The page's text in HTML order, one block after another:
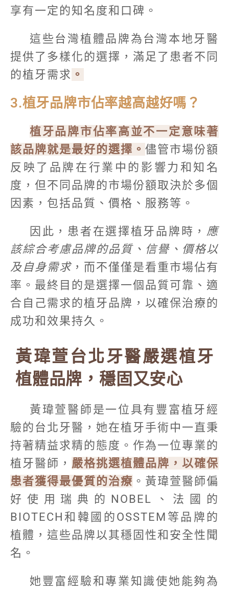
享有一定的知名度和口碑。
這些台灣植體品牌為台灣本地牙醫
提供了多樣化的選擇，滿足了患者不同
的植牙需求 。
3.植牙品牌市佔率越高越好嗎？
植牙品牌市佔率高並不一定意味著
該品牌就是最好的選擇。 儘管市場份額
反映了品牌在行業中的影響力和知名
度，但不同品牌的市場份額取決於多個
因素，包括品質、價格、服務等。
因此，患者在選擇植牙品牌時， 應
該綜合考慮品牌的品質、信譽、價格以
及自身需求，而不僅僅是看重市場佔有
率。最終目的是選擇一個品質可靠、適
合自己需求的植牙品牌，以確保治療的
成功和效果持久。
黃瑋萱台北牙醫嚴選植牙
植體品牌，穩固又安心
黃瑋萱醫師是一位具有豐富植牙經
驗的台北牙醫，她在植牙手術中一直秉
持著精益求精的態度。作為一位專業的
植牙醫師， 嚴格挑選植體品牌，以確保
患者獲得最優質的治療 。黃瑋萱醫師偏
好使用瑞典的NOBEL、法國的
BIOTECH和韓國的OSSTEM等品牌的
植體，這些品牌以其穩固性和安全性聞
名。
她豐富經驗和專業知識使她能夠為